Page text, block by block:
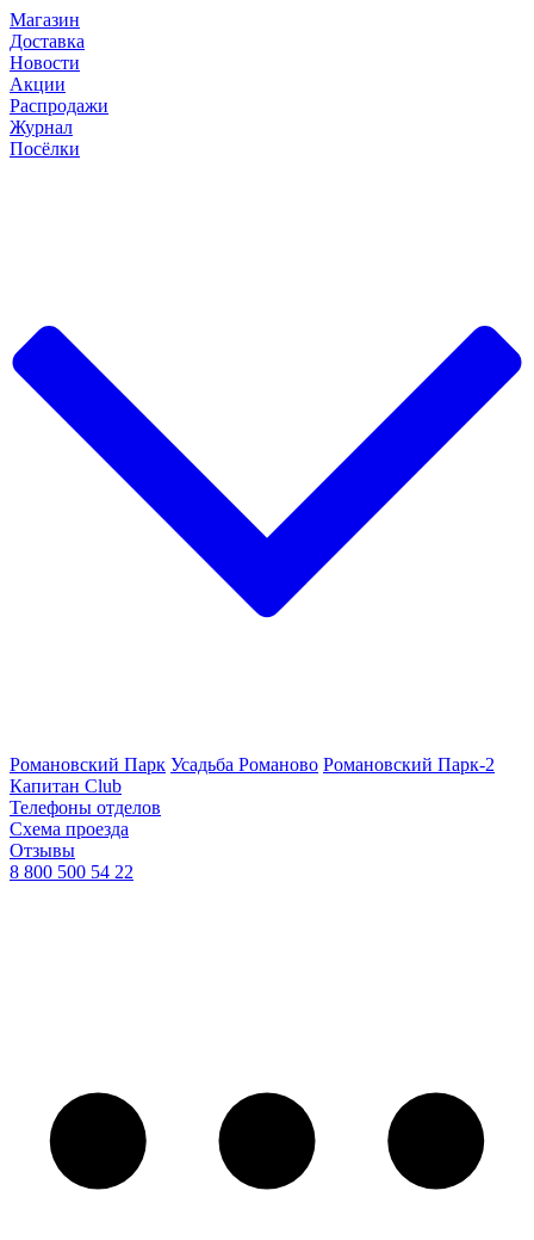
Магазин
Доставка
Новости
Акции
Распродажи
Журнал
Посёлки
Романовский Парк Усадьба Романово Романовский Парк-2
Капитан Club
Телефоны отделов
Схема проезда
Отзывы
8 800 500 54 22